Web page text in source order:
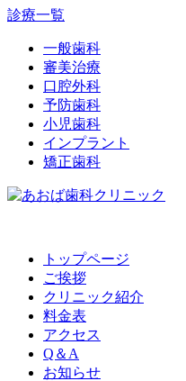
診療一覧
一般歯科
審美治療
口腔外科
予防歯科
小児歯科
インプラント
矯正歯科
トップページ
ご挨拶
クリニック紹介
料金表
アクセス
Q＆A
お知らせ